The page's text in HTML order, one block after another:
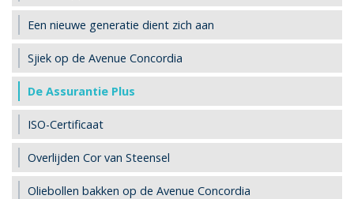
Een nieuwe generatie dient zich aan
Sjiek op de Avenue Concordia
De Assurantie Plus
ISO-Certificaat
Overlijden Cor van Steensel
Oliebollen bakken op de Avenue Concordia